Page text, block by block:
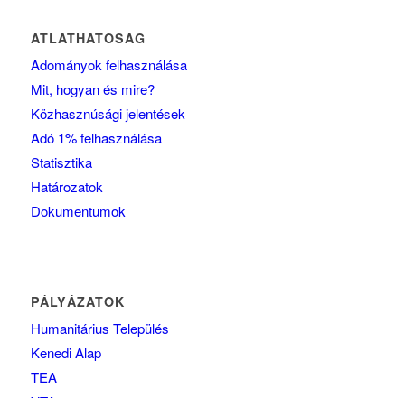
ÁTLÁTHATÓSÁG
Adományok felhasználása
Mit, hogyan és mire?
Közhasznúsági jelentések
Adó 1% felhasználása
Statisztika
Határozatok
Dokumentumok
PÁLYÁZATOK
Humanitárius Település
Kenedi Alap
TEA